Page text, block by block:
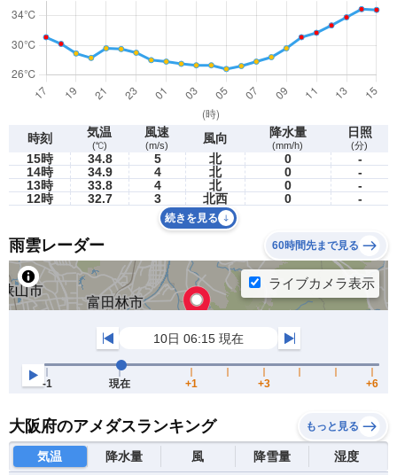
時刻 気温
(℃)
風速
(m/s) 風向 降水量
(mm/h)
日照
(分)
15時 34.8 5 北 0
-
14時
34.9 4 北 0
-
13時
33.8 4 北 0
-
12時
32.7 3 北西 0 -
続きを見る
雨雲レーダー 60時間先まで見る
大阪府のアメダスランキング もっと見る
気温 降水量 風 降雪量 湿度